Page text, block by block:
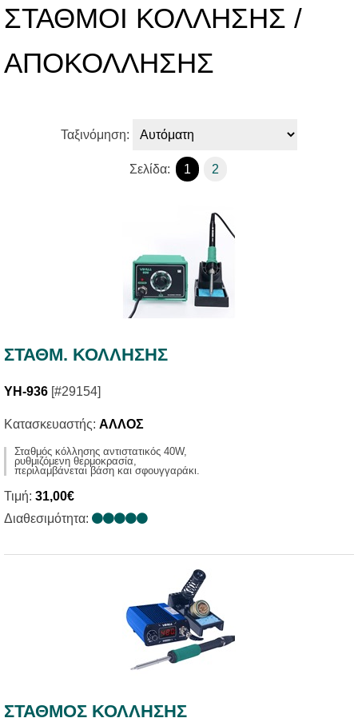
ΣΤΑΘΜΟΙ ΚΟΛΛΗΣΗΣ /
ΑΠΟΚΟΛΛΗΣΗΣ
Ταξινόμηση:
Σελίδα: 1 2
ΣΤΑΘΜ. ΚΟΛΛΗΣΗΣ
YH-936 [#29154]
Κατασκευαστής: ΑΛΛΟΣ
Σταθμός κόλλησης αντιστατικός 40W,
ρυθμιζόμενη θερμοκρασία,
περιλαμβάνεται βάση και σφουγγαράκι.
Τιμή: 31,00€
Διαθεσιμότητα:
ΣΤΑΘΜΟΣ ΚΟΛΛΗΣΗΣ